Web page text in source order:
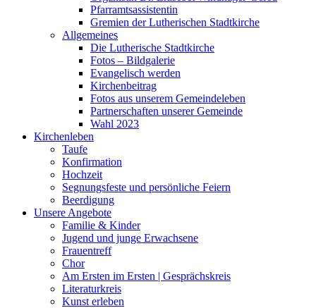
Pfarramtsassistentin
Gremien der Lutherischen Stadtkirche
Allgemeines
Die Lutherische Stadtkirche
Fotos – Bildgalerie
Evangelisch werden
Kirchenbeitrag
Fotos aus unserem Gemeindeleben
Partnerschaften unserer Gemeinde
Wahl 2023
Kirchenleben
Taufe
Konfirmation
Hochzeit
Segnungsfeste und persönliche Feiern
Beerdigung
Unsere Angebote
Familie & Kinder
Jugend und junge Erwachsene
Frauentreff
Chor
Am Ersten im Ersten | Gesprächskreis
Literaturkreis
Kunst erleben